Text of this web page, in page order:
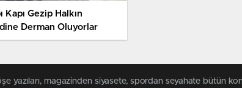
Kapı Gezip Halkın
Derman Oluyorlar
yazıları, magazinden siyasete, spordan seyahate bütün